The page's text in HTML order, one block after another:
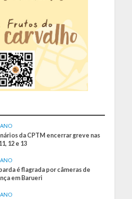
da CPTM encerrar greve nas
12 e 13
é flagrada por câmeras de
em Barueri